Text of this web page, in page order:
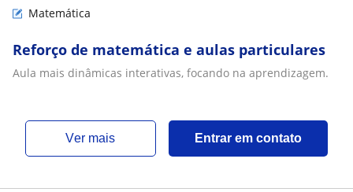
Matemática
Reforço de matemática e aulas particulares
Aula mais dinâmicas interativas, focando na aprendizagem.
ver mais Entrar em contato